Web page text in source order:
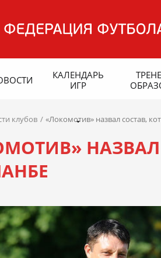
КАЛЕНДАРЬ
ИГР
клубов «Локомотив» назвал состав,